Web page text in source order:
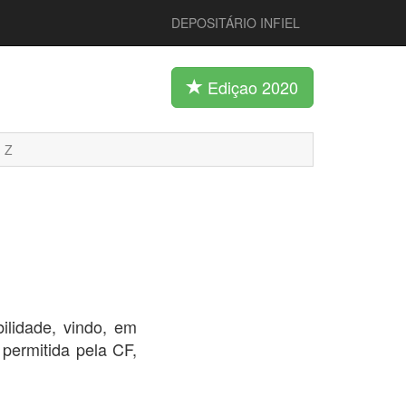
DEPOSITÁRIO INFIEL
Ediçao 2020
Z
vindo, em
pela CF,